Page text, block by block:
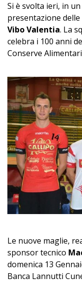
Si è svolta ieri, in
presentazione delle
Vibo Valentia. La
celebra i 100 anni
Conserve
Le nuove maglie,
sponsor tecnico
domenica 13
Banca Lannutti